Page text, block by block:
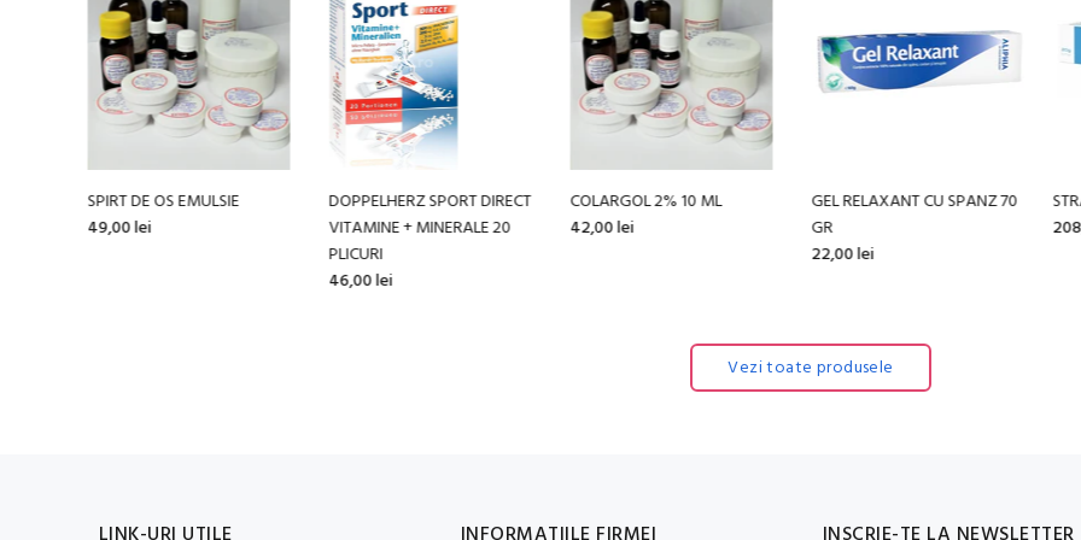
DOPPELHERZ SPORT DIRECT
VITAMINE + MINERALE 20
COLARGOL 2% 10 ML
42,00 lei
GEL RELAXANT CU SPANZ 70
GR
STRATAMED GEL 20 G
208,00 lei
Vezi toate produsele